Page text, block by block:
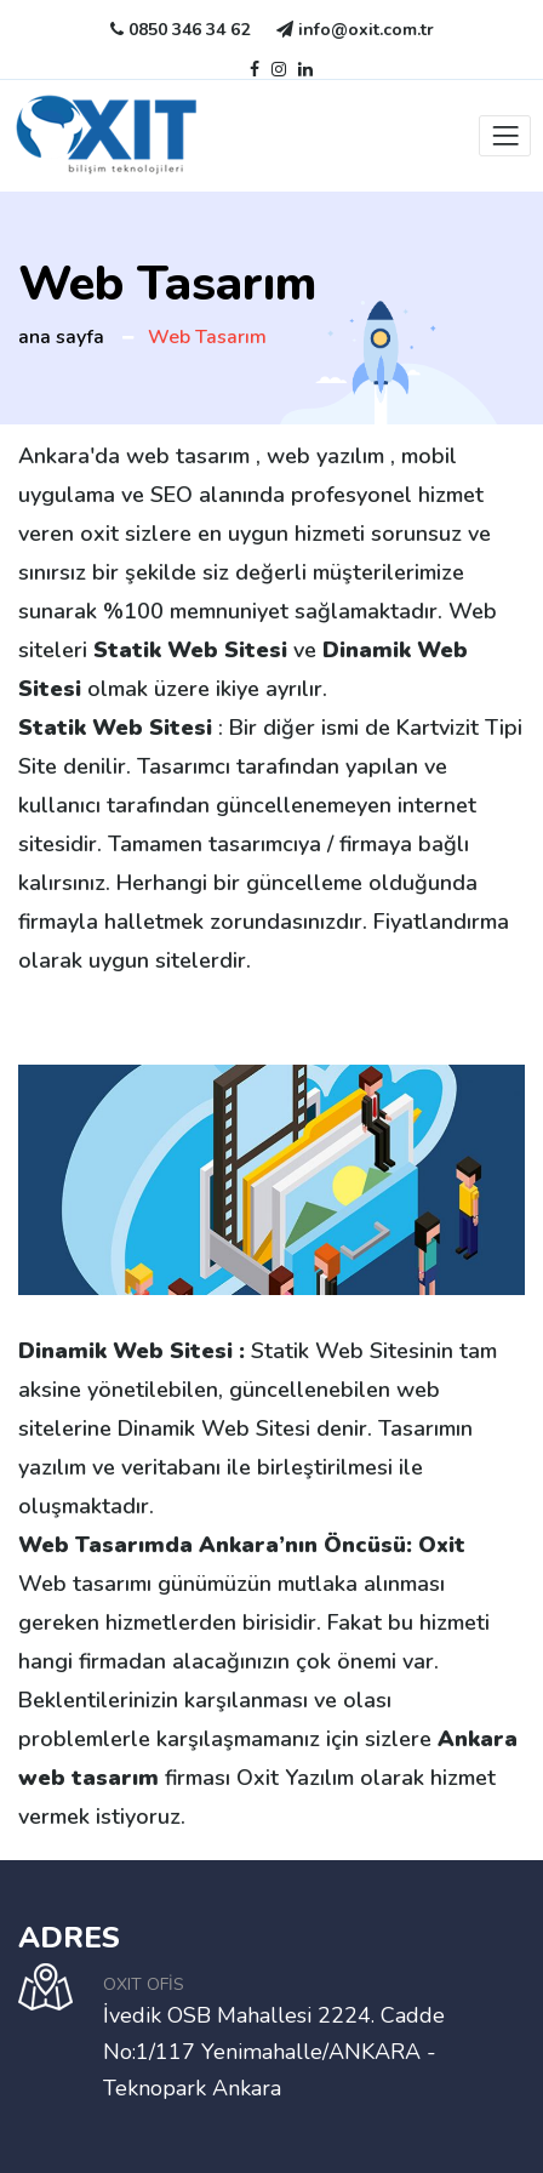
0850 346 34 62 info@oxit.com.tr
Web Tasarım
ana sayfa Web Tasarım
Ankara'da web tasarım , web yazılım , mobil
uygulama ve SEO alanında profesyonel hizmet
veren oxit sizlere en uygun hizmeti sorunsuz ve
sınırsız bir şekilde siz değerli müşterilerimize
sunarak %100 memnuniyet sağlamaktadır. Web
siteleri Statik Web Sitesi ve Dinamik Web
Sitesi olmak üzere ikiye ayrılır.
Statik Web Sitesi : Bir diğer ismi de Kartvizit Tipi
Site denilir. Tasarımcı tarafından yapılan ve
kullanıcı tarafından güncellenemeyen internet
sitesidir. Tamamen tasarımcıya / firmaya bağlı
kalırsınız. Herhangi bir güncelleme olduğunda
firmayla halletmek zorundasınızdır. Fiyatlandırma
olarak uygun sitelerdir.
Dinamik Web Sitesi : Statik Web Sitesinin tam
aksine yönetilebilen, güncellenebilen web
sitelerine Dinamik Web Sitesi denir. Tasarımın
yazılım ve veritabanı ile birleştirilmesi ile
oluşmaktadır.
Web Tasarımda Ankara’nın Öncüsü: Oxit
Web tasarımı günümüzün mutlaka alınması
gereken hizmetlerden birisidir. Fakat bu hizmeti
hangi firmadan alacağınızın çok önemi var.
Beklentilerinizin karşılanması ve olası
problemlerle karşılaşmamanız için sizlere Ankara
web tasarım firması Oxit Yazılım olarak hizmet
vermek istiyoruz.
ADRES
OXIT OFİS
İvedik OSB Mahallesi 2224. Cadde
No:1/117 Yenimahalle/ANKARA -
Teknopark Ankara